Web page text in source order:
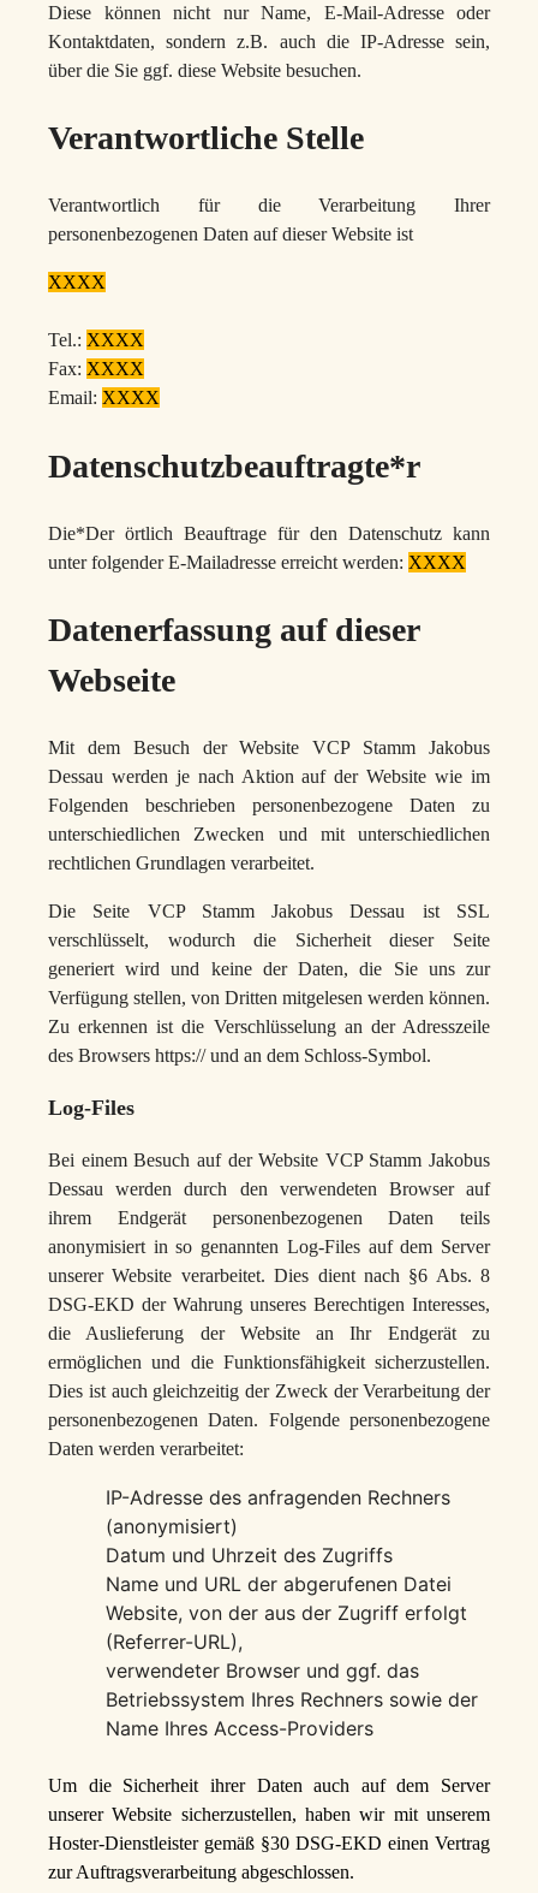
Diese können nicht nur Name, E-Mail-Adresse oder
Kontaktdaten, sondern z.B. auch die IP-Adresse sein,
über die Sie ggf. diese Website besuchen.
Verantwortliche Stelle
Verantwortlich für die Verarbeitung Ihrer
personenbezogenen Daten auf dieser Website ist
XXXX
Tel.: XXXX
Fax: XXXX
Email: XXXX
Datenschutzbeauftragte*r
Die*Der örtlich Beauftrage für den Datenschutz kann
unter folgender E-Mailadresse erreicht werden: XXXX
Datenerfassung auf dieser
Webseite
Mit dem Besuch der Website VCP Stamm Jakobus
Dessau werden je nach Aktion auf der Website wie im
Folgenden beschrieben personenbezogene Daten zu
unterschiedlichen Zwecken und mit unterschiedlichen
rechtlichen Grundlagen verarbeitet.
Die Seite VCP Stamm Jakobus Dessau ist SSL
verschlüsselt, wodurch die Sicherheit dieser Seite
generiert wird und keine der Daten, die Sie uns zur
Verfügung stellen, von Dritten mitgelesen werden können.
Zu erkennen ist die Verschlüsselung an der Adresszeile
des Browsers https:// und an dem Schloss-Symbol.
Log-Files
Bei einem Besuch auf der Website VCP Stamm Jakobus
Dessau werden durch den verwendeten Browser auf
ihrem Endgerät personenbezogenen Daten teils
anonymisiert in so genannten Log-Files auf dem Server
unserer Website verarbeitet. Dies dient nach §6 Abs. 8
DSG-EKD der Wahrung unseres Berechtigen Interesses,
die Auslieferung der Website an Ihr Endgerät zu
ermöglichen und die Funktionsfähigkeit sicherzustellen.
Dies ist auch gleichzeitig der Zweck der Verarbeitung der
personenbezogenen Daten. Folgende personenbezogene
Daten werden verarbeitet:
IP-Adresse des anfragenden Rechners
(anonymisiert)
Datum und Uhrzeit des Zugriffs
Name und URL der abgerufenen Datei
Website, von der aus der Zugriff erfolgt
(Referrer-URL),
verwendeter Browser und ggf. das
Betriebssystem Ihres Rechners sowie der
Name Ihres Access-Providers
Um die Sicherheit ihrer Daten auch auf dem Server
unserer Website sicherzustellen, haben wir mit unserem
Hoster-Dienstleister gemäß §30 DSG-EKD einen Vertrag
zur Auftragsverarbeitung abgeschlossen.